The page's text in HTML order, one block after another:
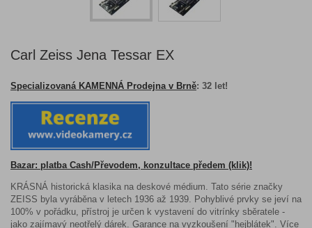
Carl Zeiss Jena Tessar EX
Specializovaná KAMENNÁ Prodejna v Brně: 32 let!
Bazar: platba Cash/Převodem, konzultace předem (klik)!
KRÁSNÁ historická klasika na deskové médium. Tato série značky
ZEISS byla vyráběna v letech 1936 až 1939. Pohyblivé prvky se jeví na
100% v pořádku, přístroj je určen k vystavení do vitrínky sběratele -
jako zajímavý neotřelý dárek. Garance na vyzkoušení "hejblátek". Více